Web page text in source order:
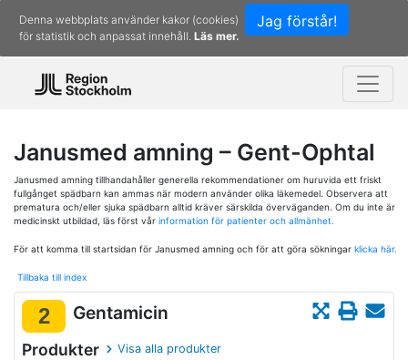
Jag förstår!
Denna webbplats använder kakor (cookies)
för statistik och anpassat innehåll. Läs mer.
Janusmed amning – Gent-Ophtal
Janusmed amning tillhandahåller generella rekommendationer om huruvida ett friskt
fullgånget spädbarn kan ammas när modern använder olika läkemedel. Observera att
prematura och/eller sjuka spädbarn alltid kräver särskilda överväganden. Om du inte är
medicinskt utbildad, läs först vår information för patienter och allmänhet.
För att komma till startsidan för Janusmed amning och för att göra sökningar klicka här.
Tillbaka till index
2 Gentamicin
Produkter Visa alla produkter